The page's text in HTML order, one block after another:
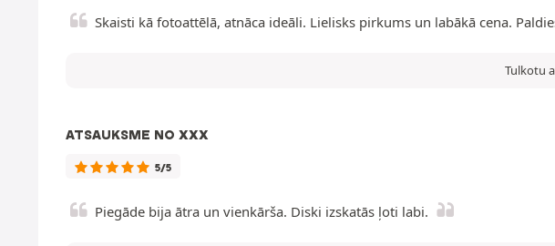
Skaisti kā fotoattēlā, atnāca ideāli. Lielisks pirkums un labākā cena.
Tulkotu
ATSAUKSME NO XXX
5/5
Piegāde bija ātra un vienkārša. Diski izskatās ļoti labi.